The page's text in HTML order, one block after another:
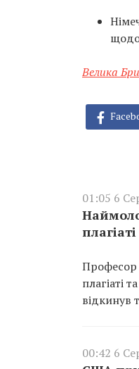
щодо
Велика
01:05 6
плагіаті
Професор
плагіаті
відкинув
00:42 6